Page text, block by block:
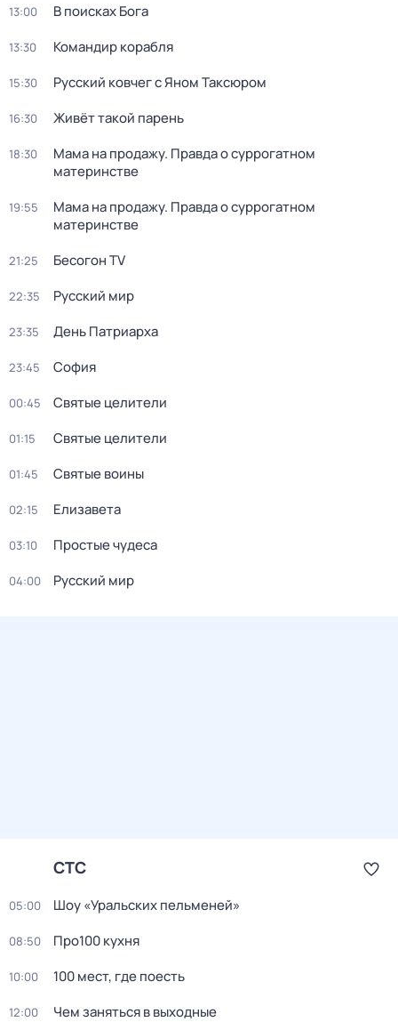
13:00 В поисках Бога
13:30 Командир корабля
15:30 Русский ковчег с Яном Таксюром
16:30 Живёт такой парень
18:30
Мама на продажу. Правда о сyрpогатном
материнстве
19:55
Мама на продажу. Правда о сyрpогатном
материнстве
21:25 Бесогон TV
22:35 Русский мир
23:35 Дeнь Патриаpха
23:45 София
00:45 Святые целители
01:15 Святые целители
01:45 Святые воины
02:15 Елизавета
03:10 Простые чудеса
04:00 Русский мир
СТС
05:00 Шоу «Уральских пельменей»
08:50 Про100 кухня
10:00 100 мест, гдe поеcть
12:00 Чем заняться в выходные